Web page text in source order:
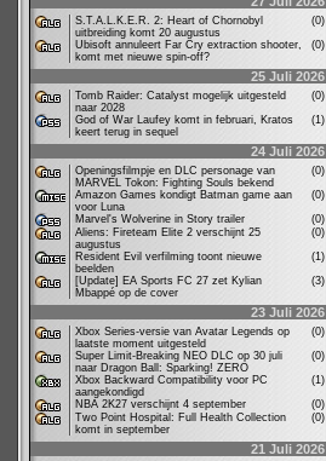
S.T.A.L.K.E.R. 2: Heart of Chornobyl
uitbreiding komt 20 augustus
(0)
Ubisoft annuleert Far Cry extraction shooter,
komt met nieuwe spin-off?
(0)
25 Juli 2026
Tomb Raider: Catalyst mogelijk uitgesteld
naar 2028
(0)
God of War Laufey komt in februari, Kratos
keert terug in sequel
(1)
24 Juli 2026
Openingsfilmpje en DLC personage van
MARVEL Tokon: Fighting Souls bekend
(0)
Amazon Games kondigt Batman game aan
voor Luna
(0)
Marvel's Wolverine in Story trailer
(0)
Aliens: Fireteam Elite 2 verschijnt 25
augustus
(0)
Resident Evil verfilming toont nieuwe
beelden
(1)
[Update] EA Sports FC 27 zet Kylian
Mbappé op de cover
(3)
23 Juli 2026
Xbox Series-versie van Avatar Legends op
laatste moment uitgesteld
(0)
Super Limit-Breaking NEO DLC op 30 juli
naar Dragon Ball: Sparking! ZERO
(0)
Xbox Backward Compatibility voor PC
aangekondigd
(1)
NBA 2K27 verschijnt 4 september
(0)
Two Point Hospital: Full Health Collection
komt in september
(0)
21 Juli 2026